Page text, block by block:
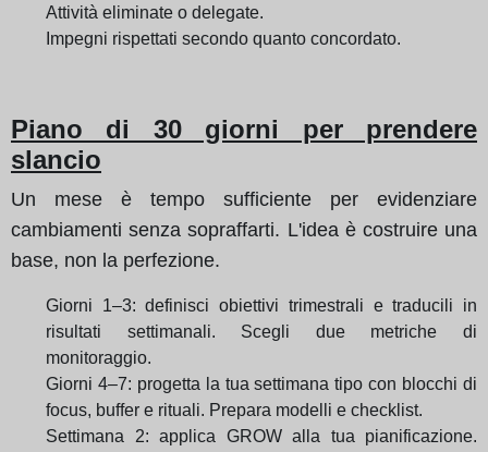
Attività eliminate o delegate.
Impegni rispettati secondo quanto concordato.
Piano di 30 giorni per prendere
slancio
Un mese è tempo sufficiente per evidenziare
cambiamenti senza sopraffarti. L'idea è costruire una
base, non la perfezione.
Giorni 1–3: definisci obiettivi trimestrali e traducili in
risultati settimanali. Scegli due metriche di
monitoraggio.
Giorni 4–7: progetta la tua settimana tipo con blocchi di
focus, buffer e rituali. Prepara modelli e checklist.
Settimana 2: applica GROW alla tua pianificazione.